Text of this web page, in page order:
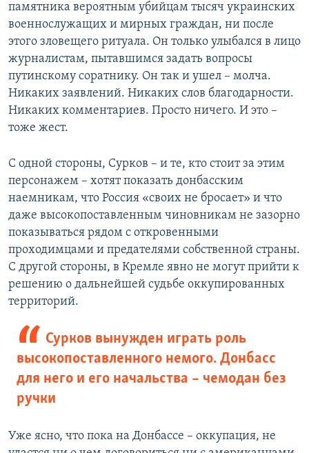
памятника вероятным убийцам тысяч украинских
военнослужащих и мирных граждан, ни после
этого зловещего ритуала. Он только улыбался в лицо
журналистам, пытавшимся задать вопросы
путинскому соратнику. Он так и ушел – молча.
Никаких заявлений. Никаких слов благодарности.
Никаких комментариев. Просто ничего. И это –
тоже жест.
С одной стороны, Сурков – и те, кто стоит за этим
персонажем – хотят показать донбасским
наемникам, что Россия «своих не бросает» и что
даже высокопоставленным чиновникам не зазорно
показываться рядом с откровенными
проходимцами и предателями собственной страны.
С другой стороны, в Кремле явно не могут прийти к
решению о дальнейшей судьбе оккупированных
территорий.
Сурков вынужден играть роль
высокопоставленного немого. Донбасс
для него и его начальства – чемодан без
ручки
Уже ясно, что пока на Донбассе – оккупация, не